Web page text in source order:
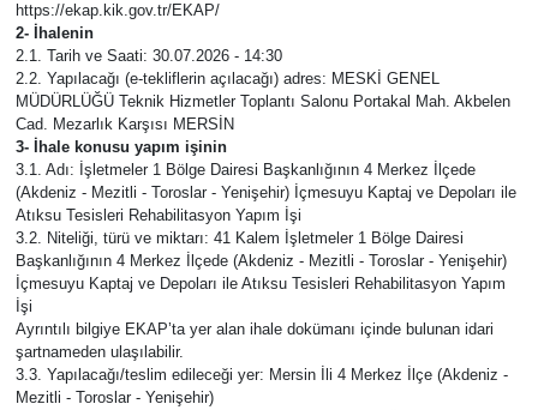
https://ekap.kik.gov.tr/EKAP/
2- İhalenin
2.1. Tarih ve Saati: 30.07.2026 - 14:30
2.2. Yapılacağı (e-tekliflerin açılacağı) adres: MESKİ GENEL
MÜDÜRLÜĞÜ Teknik Hizmetler Toplantı Salonu Portakal Mah. Akbelen
Cad. Mezarlık Karşısı MERSİN
3- İhale konusu yapım işinin
3.1. Adı: İşletmeler 1 Bölge Dairesi Başkanlığının 4 Merkez İlçede
(Akdeniz - Mezitli - Toroslar - Yenişehir) İçmesuyu Kaptaj ve Depoları ile
Atıksu Tesisleri Rehabilitasyon Yapım İşi
3.2. Niteliği, türü ve miktarı: 41 Kalem İşletmeler 1 Bölge Dairesi
Başkanlığının 4 Merkez İlçede (Akdeniz - Mezitli - Toroslar - Yenişehir)
İçmesuyu Kaptaj ve Depoları ile Atıksu Tesisleri Rehabilitasyon Yapım
İşi
Ayrıntılı bilgiye EKAP’ta yer alan ihale dokümanı içinde bulunan idari
şartnameden ulaşılabilir.
3.3. Yapılacağı/teslim edileceği yer: Mersin İli 4 Merkez İlçe (Akdeniz -
Mezitli - Toroslar - Yenişehir)
Resmi İlan
Sağlık
Spor
Sürmanşet
Teknoloji
Yaşam